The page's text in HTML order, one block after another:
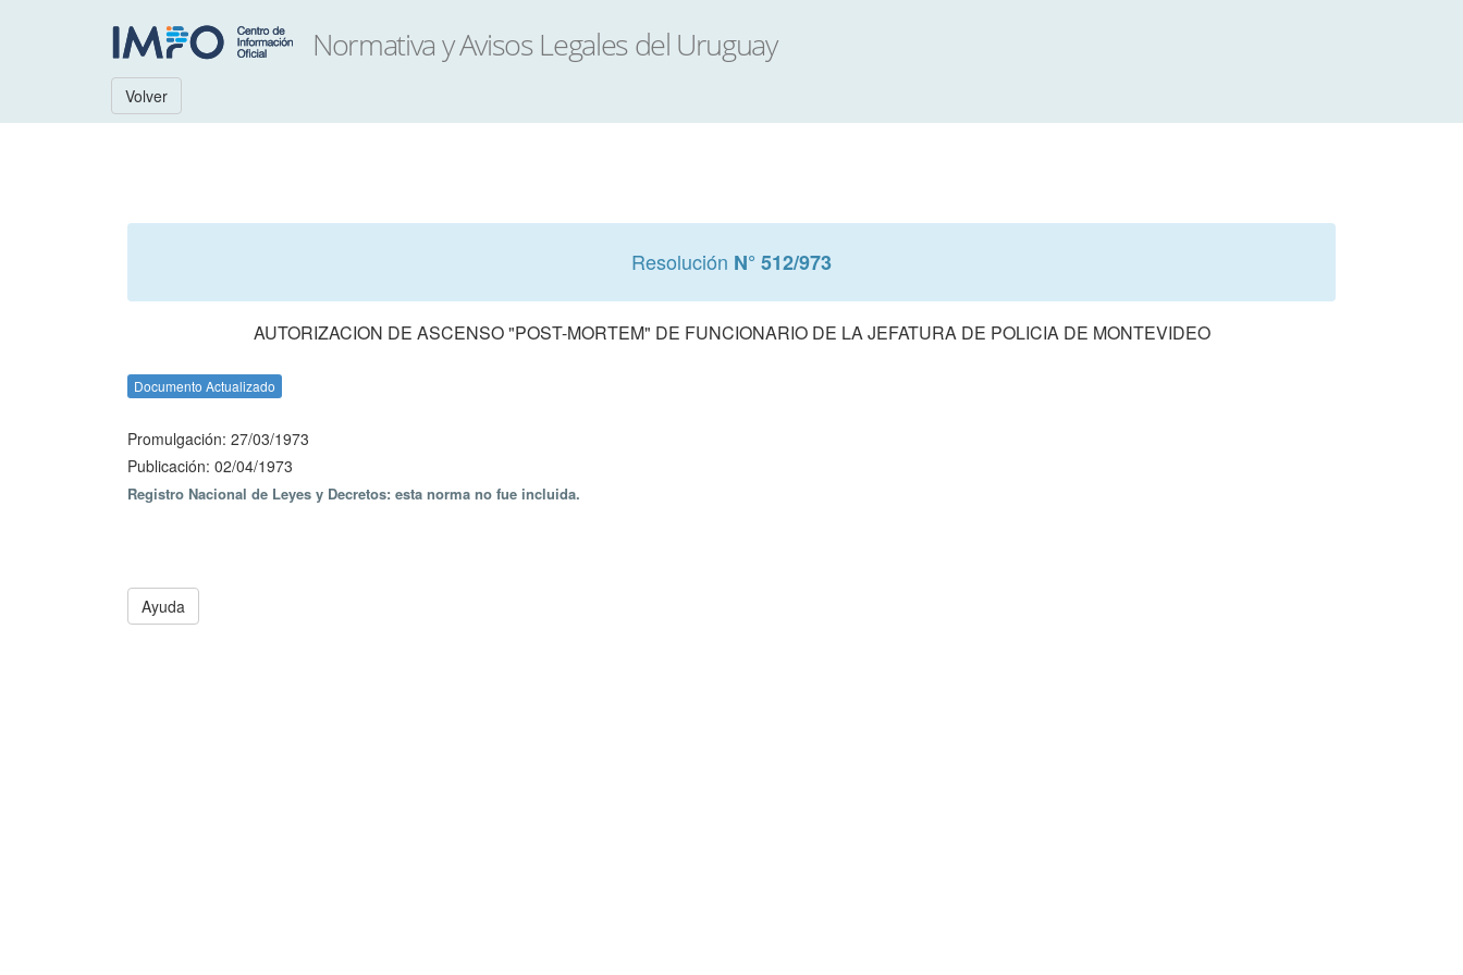
Volver
Resolución N° 512/973
AUTORIZACION DE ASCENSO "POST-MORTEM" DE FUNCIONARIO DE LA JEFATURA DE POLICIA DE MONTEVIDEO
Documento Actualizado
Promulgación: 27/03/1973
Publicación: 02/04/1973
Registro Nacional de Leyes y Decretos: esta norma no fue incluida.
Ayuda